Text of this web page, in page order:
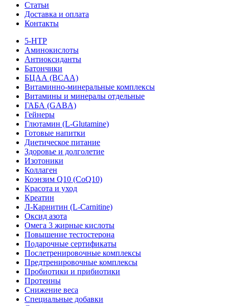
Статьи
Доставка и оплата
Контакты
5-HTP
Аминокислоты
Антиоксиданты
Батончики
БЦАА (BCAA)
Витаминно-минеральные комплексы
Витамины и минералы отдельные
ГАБА (GABA)
Гейнеры
Глютамин (L-Glutamine)
Готовые напитки
Диетическое питание
Здоровье и долголетие
Изотоники
Коллаген
Коэнзим Q10 (CoQ10)
Красота и уход
Креатин
Л-Карнитин (L-Сarnitine)
Оксид азота
Омега 3 жирные кислоты
Повышение тестостерона
Подарочные сертификаты
Послетренировочные комплексы
Предтренировочные комплексы
Пробиотики и прибиотики
Протеины
Снижение веса
Специальные добавки